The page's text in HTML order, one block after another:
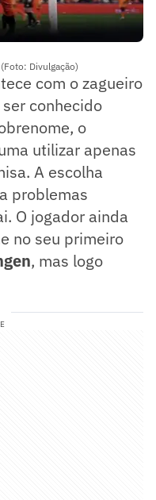
Divulgação)
com o zagueiro
conhecido
o
utilizar apenas
A escolha
problemas
O jogador ainda
no seu primeiro
, mas logo